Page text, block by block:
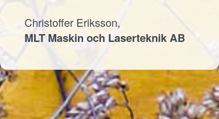
Christoffer Eriksson,
MLT Maskin och Laserteknik AB